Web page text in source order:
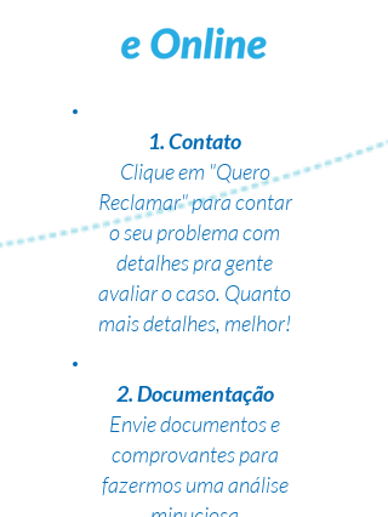
1. Contato
Clique em "Quero
Reclamar" para contar
o seu problema com
detalhes pra gente
avaliar o caso. Quanto
mais detalhes, melhor!
2. Documentação
Envie documentos e
comprovantes para
fazermos uma análise